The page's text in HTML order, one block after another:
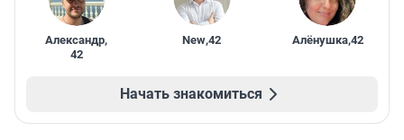
Александр,
42
New,42 Алёнушка,42
Начать знакомиться